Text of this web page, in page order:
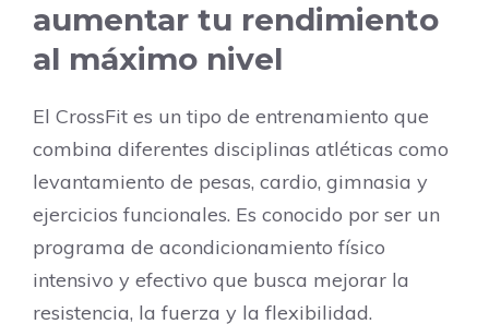
aumentar tu rendimiento
al máximo nivel
El CrossFit es un tipo de entrenamiento que
combina diferentes disciplinas atléticas como
levantamiento de pesas, cardio, gimnasia y
ejercicios funcionales. Es conocido por ser un
programa de acondicionamiento físico
intensivo y efectivo que busca mejorar la
resistencia, la fuerza y la flexibilidad.